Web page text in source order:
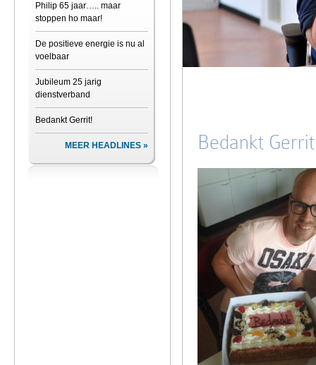
Bedankt
Philip 65 jaar….. maar
stoppen ho maar!
De positieve energie is nu al
voelbaar
Jubileum 25 jarig
dienstverband
Bedankt Gerrit!
MEER HEADLINES